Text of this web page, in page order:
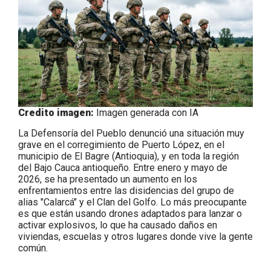
Credito imagen: Imagen generada con IA
La Defensoría del Pueblo denunció una situación muy
grave en el corregimiento de Puerto López, en el
municipio de El Bagre (Antioquia), y en toda la región
del Bajo Cauca antioqueño. Entre enero y mayo de
2026, se ha presentado un aumento en los
enfrentamientos entre las disidencias del grupo de
alias "Calarcá" y el Clan del Golfo. Lo más preocupante
es que están usando drones adaptados para lanzar o
activar explosivos, lo que ha causado daños en
viviendas, escuelas y otros lugares donde vive la gente
común.